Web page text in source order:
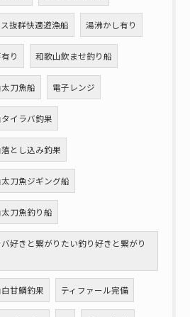
抜群快適遊漁船 湯沸かし有り
り 和歌山飲ませ釣り船
刀魚船 電子レンジ
イラバ釣果
とし込み釣果
刀魚ジギング船
刀魚釣り船
好きと繋がりたい釣り好きと繋がり
甘鯛釣果 ティファール完備